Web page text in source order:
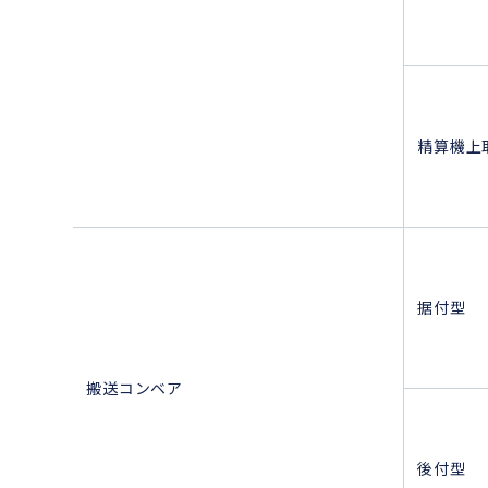
精算機上
搬送コンベア
据付型
後付型